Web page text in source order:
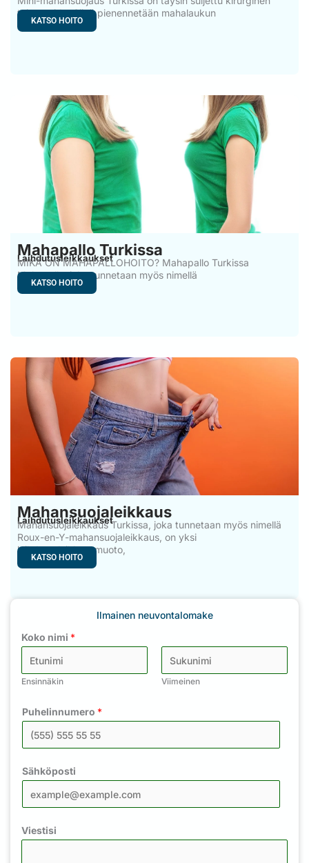
toimenpide. Siinä pienennetään mahalaukun
KATSO HOITO
Mahapallo Turkissa
Laihdutusleikkaukset
MIKÄ ON MAHAPALLOHOITO? Mahapallo Turkissa
Mahapallo, joka tunnetaan myös nimellä
KATSO HOITO
Mahansuojaleikkaus
Laihdutusleikkaukset
Mahansuojaleikkaus Turkissa, joka tunnetaan myös nimellä
Roux-en-Y-mahansuojaleikkaus, on yksi
laihdutusleikkausmuoto,
KATSO HOITO
Ilmainen neuvontalomake
Koko nimi *
Ensinnäkin Viimeinen
Puhelinnumero *
Sähköposti
Viestisi